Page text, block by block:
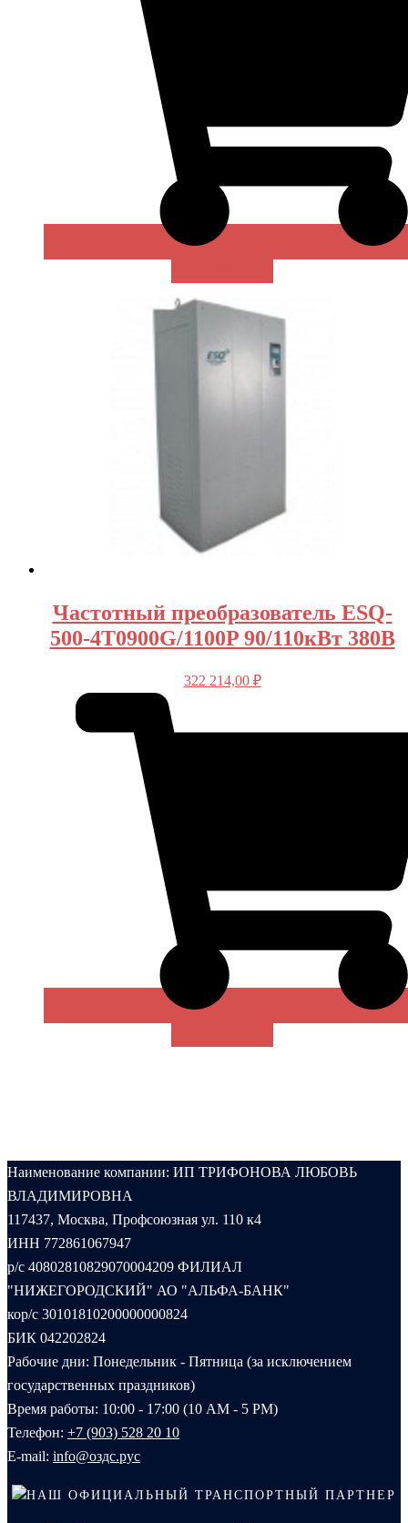
Частотный преобразователь ESQ-
500-4T0900G/1100P 90/110кВт 380В
322 214,00 ₽
Наименование компании: ИП ТРИФОНОВА ЛЮБОВЬ
ВЛАДИМИРОВНА
117437, Москва, Профсоюзная ул. 110 к4
ИНН 772861067947
р/с 40802810829070004209 ФИЛИАЛ
"НИЖЕГОРОДСКИЙ" АО "АЛЬФА-БАНК"
кор/с 30101810200000000824
БИК 042202824
Рабочие дни: Понедельник - Пятница (за исключением
государственных праздников)
Время работы: 10:00 - 17:00 (10 AM - 5 PM)
Телефон: +7 (903) 528 20 10‬
E-mail: info@оздс.рус
НАШ ОФИЦИАЛЬНЫЙ ТРАНСПОРТНЫЙ ПАРТНЕР